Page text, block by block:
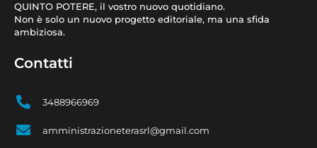
QUINTO POTERE, il vostro nuovo quotidiano.
Non è solo un nuovo progetto editoriale, ma una sfida
ambiziosa.
Contatti
3488966969
amministrazioneterasrl@gmail.com